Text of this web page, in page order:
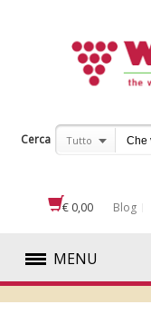
Cerca Tutto
€ 0,00 Blog
MENU
ROSSI